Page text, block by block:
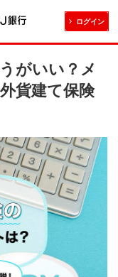
ログイン
がいい？メ
貨建て保険